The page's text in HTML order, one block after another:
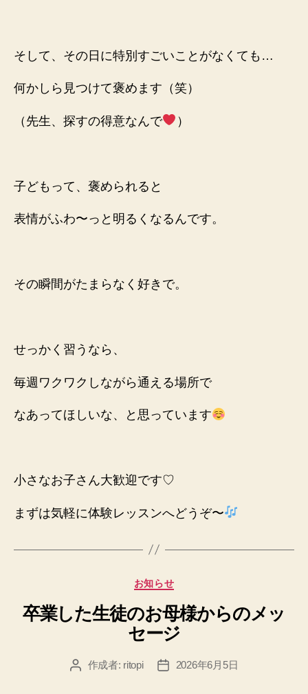
そして、その日に特別すごいことがなくても…
何かしら見つけて褒めます（笑）
（先生、探すの得意なんで ）
子どもって、褒められると
表情がふわ〜っと明るくなるんです。
その瞬間がたまらなく好きで。
せっかく習うなら、
毎週ワクワクしながら通える場所で
なあってほしいな、と思っています
小さなお子さん大歓迎です♡
まずは気軽に体験レッスンへどうぞ〜
カ
ゴ
リ
ー
お知らせ
卒業した生徒のお母様からのメッ
セージ
投 作成者: ritopi
投
2026年6月5日